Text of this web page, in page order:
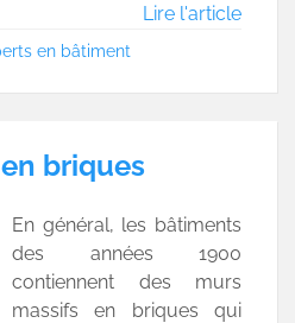
Lire l'article
en bâtiment
briques
En général, les bâtiments
des années 1900
contiennent des murs
massifs en briques qui